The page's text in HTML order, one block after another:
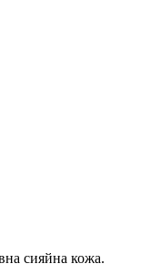
сияйна кожа.